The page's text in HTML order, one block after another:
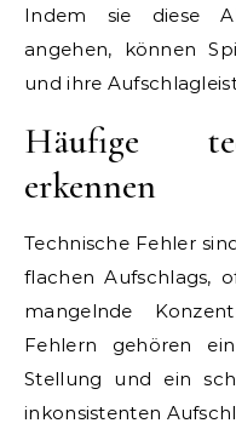
Indem sie diese
angehen, können
und ihre
Häufige
erkennen
Technische Fehler
flachen Aufschlags,
mangelnde
Fehlern gehören
Stellung und ein
inkonsistenten